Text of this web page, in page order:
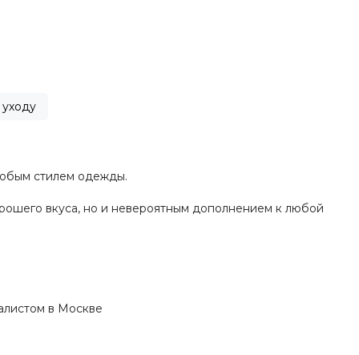
стилем одежды.
вкуса, но и невероятным дополнением к любой
в Москве